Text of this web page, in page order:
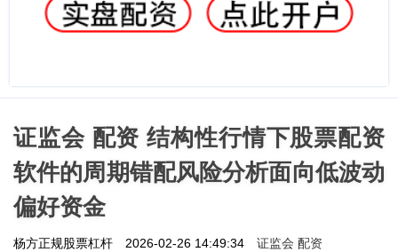
证监会 配资 结构性行情下股票配资
软件的周期错配风险分析面向低波动
偏好资金
杨方正规股票杠杆 2026-02-26 14:49:34 证监会 配资